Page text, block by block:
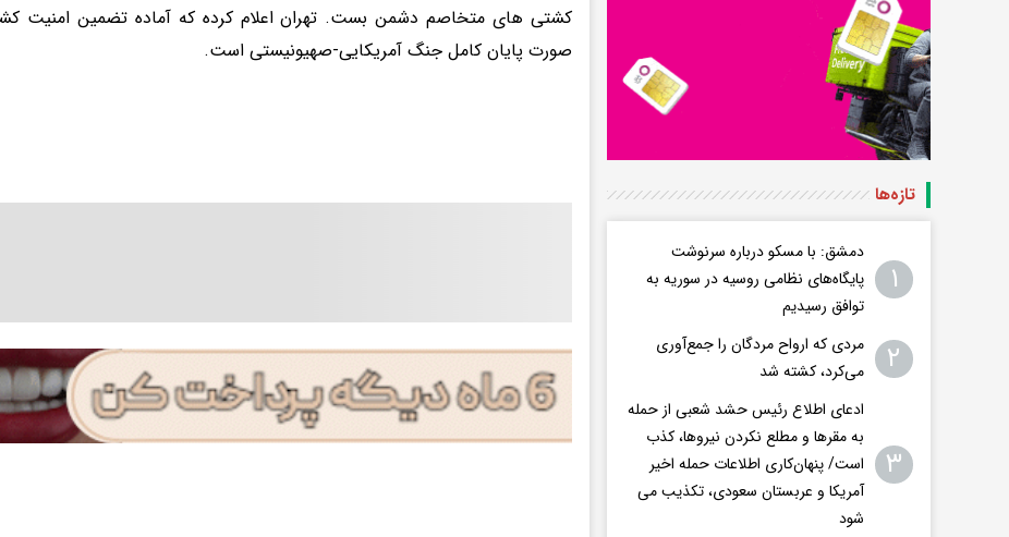
کشتی های متخاصم دشمن بست. تهران اعلام کرده که آماده تضمین امنیت
صورت پایان کامل جنگ آمریکایی-صهیونیستی است.
تازه‌ها
۱
دمشق: با مسکو درباره سرنوشت
پایگاه‌های نظامی روسیه در سوریه به
توافق رسیدیم
۲
مردی که ارواح مردگان را جمع‌آوری
می‌کرد، کشته شد
۳
ادعای اطلاع رئیس حشد شعبی از حمله
به مقرها و مطلع نکردن نیروها، کذب
است/ پنهان‌کاری اطلاعات حمله اخیر
آمریکا و عربستان سعودی، تکذیب می
شود